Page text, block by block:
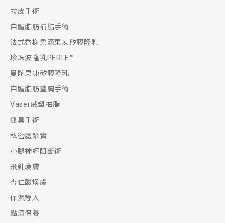
拉皮手術
自體脂肪補脂手術
法式香榭柔滴果凍矽膠隆乳
珍珠波隆乳PERLE™
曼陀果凍矽膠隆乳
自體脂肪豐胸手術
Vaser威塑抽脂
狐臭手術
私密處緊實
小腿神經阻斷術
飛針煥膚
杏仁酸煥膚
保濕導入
點滴保養